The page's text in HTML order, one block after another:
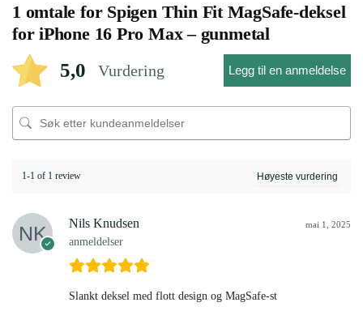
1 omtale for Spigen Thin Fit MagSafe-deksel
for iPhone 16 Pro Max – gunmetal
5,0 Vurdering Legg til en anmeldelse
1-1 of 1 review
Nils Knudsen
anmeldelser
mai 1, 2025
Slankt deksel med flott design og MagSafe-st